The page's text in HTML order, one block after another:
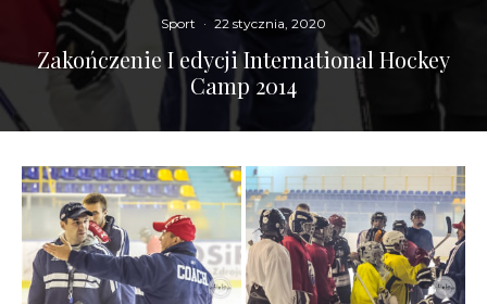
Sport · 22 stycznia, 2020
Zakończenie I edycji International Hockey
Camp 2014